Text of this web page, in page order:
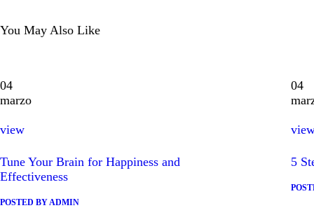
You May Also Like
04
marzo
view
Tune Your Brain for Happiness and
Effectiveness
POSTED BYADMIN
04
5